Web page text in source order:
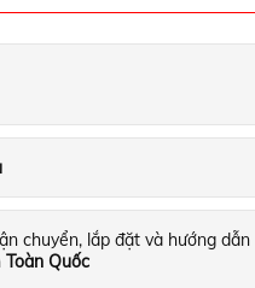
chuyển, lắp đặt và hướng dẫn
Toàn Quốc